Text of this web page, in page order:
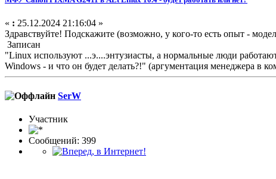
« : 25.12.2024 21:16:04 »
Здравствуйте! Подскажите (возможно, у кого-то есть опыт -
Записан
"Linux используют ...э....энтузиасты, а нормальные люди
Windows - и что он будет делать?!" (аргументация менеджера в
SerW
Участник
Сообщений: 399